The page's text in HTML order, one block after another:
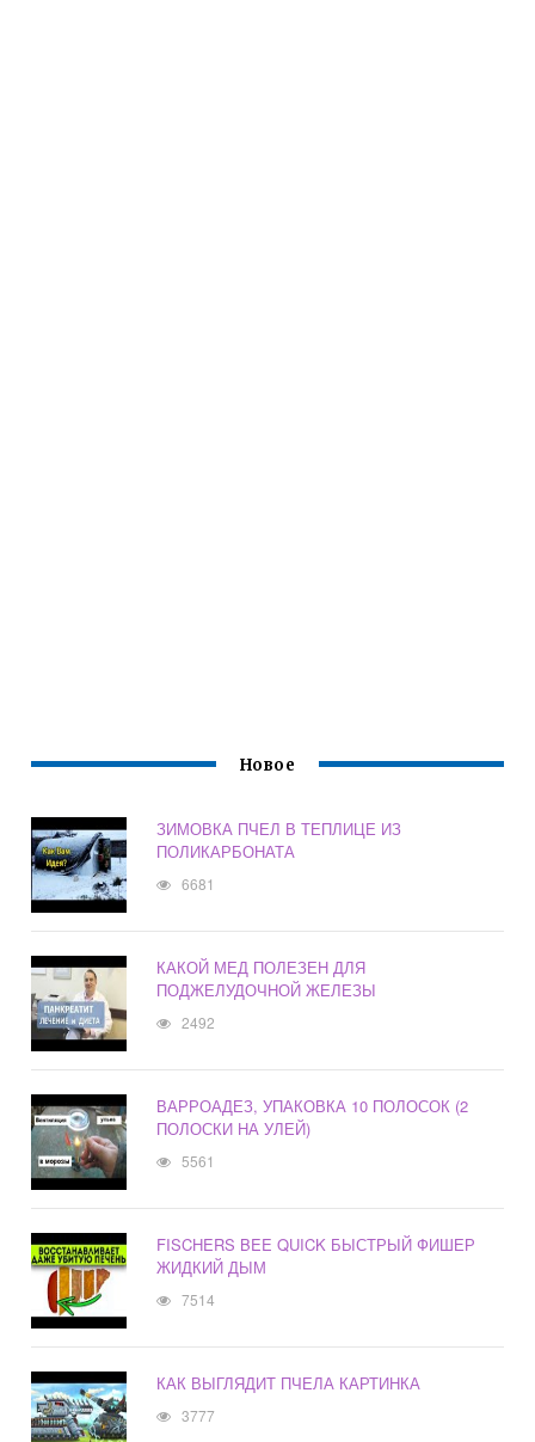
Новое
ЗИМОВКА ПЧЕЛ В ТЕПЛИЦЕ ИЗ
ПОЛИКАРБОНАТА
6681
КАКОЙ МЕД ПОЛЕЗЕН ДЛЯ
ПОДЖЕЛУДОЧНОЙ ЖЕЛЕЗЫ
2492
ВАРРОАДЕЗ, УПАКОВКА 10 ПОЛОСОК (2
ПОЛОСКИ НА УЛЕЙ)
5561
FISCHERS BEE QUICK БЫСТРЫЙ ФИШЕР
ЖИДКИЙ ДЫМ
7514
КАК ВЫГЛЯДИТ ПЧЕЛА КАРТИНКА
3777